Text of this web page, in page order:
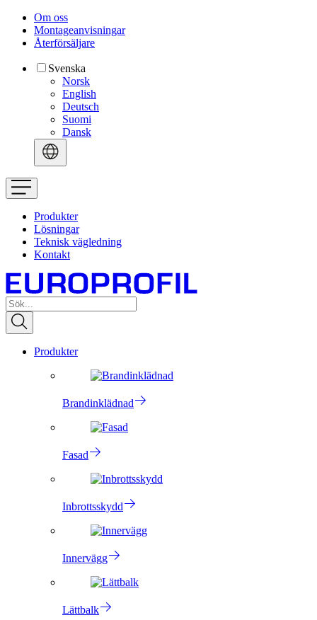
Om oss
Montageanvisningar
Återförsäljare
Svenska
Norsk
English
Deutsch
Suomi
Dansk
Produkter
Lösningar
Teknisk vägledning
Kontakt
Produkter
Brandinklädnad
Fasad
Inbrottsskydd
Innervägg
Lättbalk